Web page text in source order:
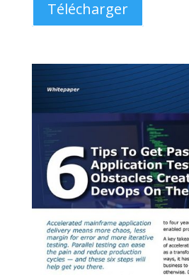
DevOps for z/OS